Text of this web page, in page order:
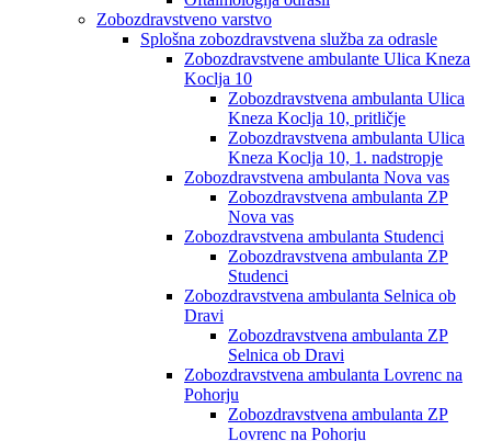
Zobozdravstveno varstvo
Splošna zobozdravstvena služba za odrasle
Zobozdravstvene ambulante Ulica Kneza
Koclja 10
Zobozdravstvena ambulanta Ulica
Kneza Koclja 10, pritličje
Zobozdravstvena ambulanta Ulica
Kneza Koclja 10, 1. nadstropje
Zobozdravstvena ambulanta Nova vas
Zobozdravstvena ambulanta ZP
Nova vas
Zobozdravstvena ambulanta Studenci
Zobozdravstvena ambulanta ZP
Studenci
Zobozdravstvena ambulanta Selnica ob
Dravi
Zobozdravstvena ambulanta ZP
Selnica ob Dravi
Zobozdravstvena ambulanta Lovrenc na
Pohorju
Zobozdravstvena ambulanta ZP
Lovrenc na Pohorju